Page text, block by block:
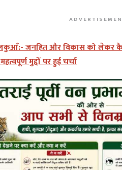
जनहित और विकास को लेकर
मुद्दों पर हुई चर्चा